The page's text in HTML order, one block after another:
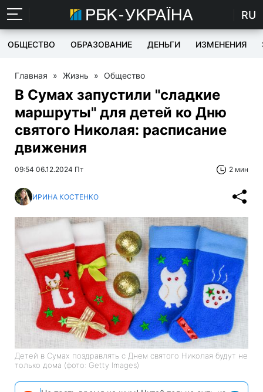
RU
ОБЩЕСТВО ОБРАЗОВАНИЕ ДЕНЬГИ ИЗМЕНЕНИЯ
Главная » Жизнь » Общество
В Сумах запустили "сладкие
маршруты" для детей ко Дню
святого Николая: расписание
движения
09:54 06.12.2024 Пт 2 мин
ИРИНА КОСТЕНКО
Детей в Сумах поздравлять с Днем святого Николая будут не
только дома (фото: Getty Images)